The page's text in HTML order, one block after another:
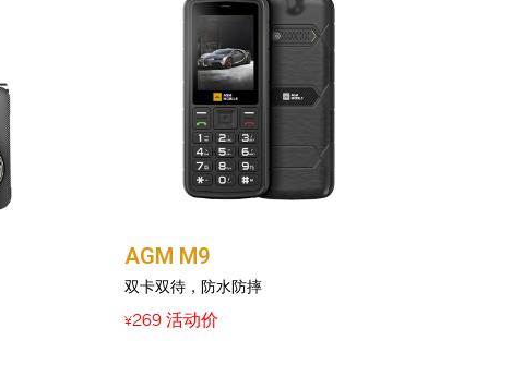
AGM M9
双卡双待，防水防摔
¥269 活动价